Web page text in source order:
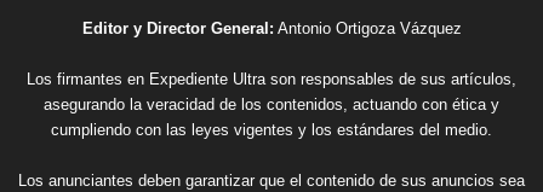
Editor y Director General: Antonio Ortigoza Vázquez
Los firmantes en Expediente Ultra son responsables de sus artículos,
asegurando la veracidad de los contenidos, actuando con ética y
cumpliendo con las leyes vigentes y los estándares del medio.
Los anunciantes deben garantizar que el contenido de sus anuncios sea